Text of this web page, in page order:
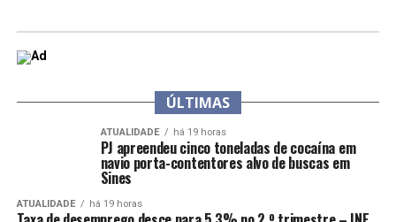
ÚLTIMAS
ATUALIDADE há 19 horas
PJ apreendeu cinco toneladas de cocaína em
navio porta-contentores alvo de buscas em
Sines
ATUALIDADE há 19 horas